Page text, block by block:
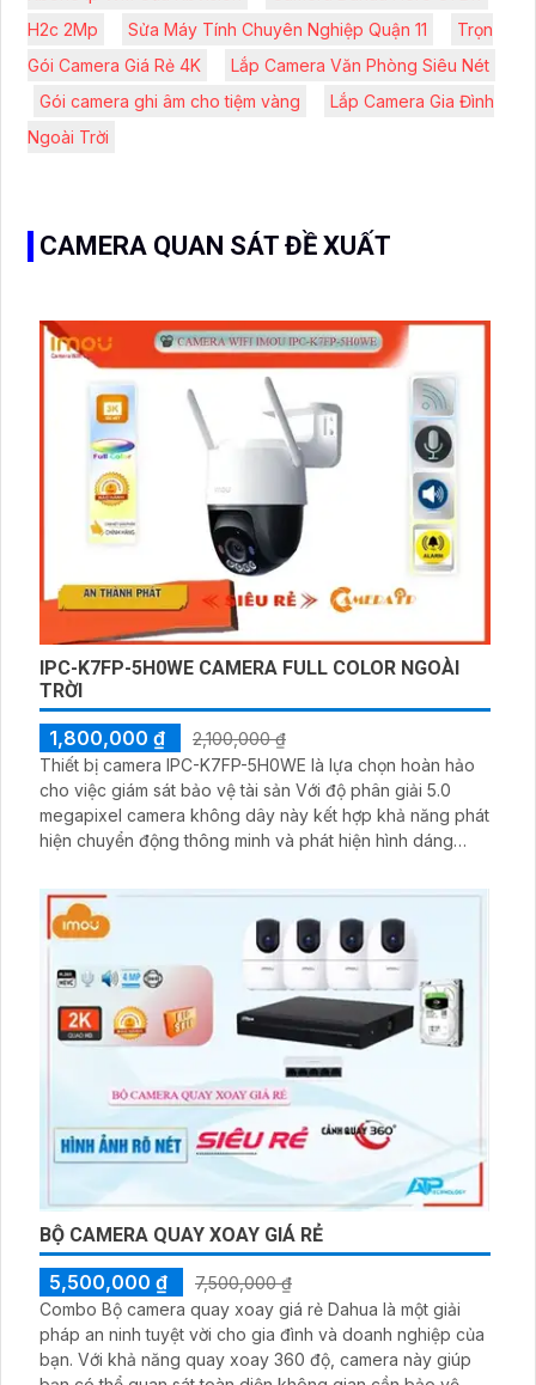
H2c 2Mp
Sửa Máy Tính Chuyên Nghiệp Quận 11
Trọn
Gói Camera Giá Rẻ 4K
Lắp Camera Văn Phòng Siêu Nét
Gói camera ghi âm cho tiệm vàng
Lắp Camera Gia Đình
Ngoài Trời
CAMERA QUAN SÁT ĐỀ XUẤT
IPC-K7FP-5H0WE CAMERA FULL COLOR NGOÀI
TRỜI
1,800,000 ₫
2,100,000 ₫
Thiết bị camera IPC-K7FP-5H0WE là lựa chọn hoàn hảo
cho việc giám sát bảo vệ tài sản Với độ phân giải 5.0
megapixel camera không dây này kết hợp khả năng phát
hiện chuyển động thông minh và phát hiện hình dáng
nhập và còi hú tại chỗ, giúp người dùng dễ dàng nhận
biết sự xâm nhập
BỘ CAMERA QUAY XOAY GIÁ RẺ
5,500,000 ₫
7,500,000 ₫
Combo Bộ camera quay xoay giá rẻ Dahua là một giải
pháp an ninh tuyệt vời cho gia đình và doanh nghiệp của
bạn. Với khả năng quay xoay 360 độ, camera này giúp